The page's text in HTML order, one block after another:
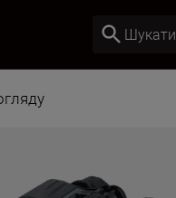
Шукати